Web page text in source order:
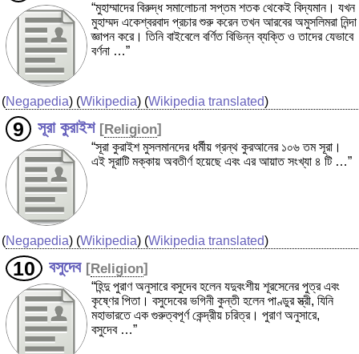
“মুহাম্মাদের বিরুদ্ধ সমালোচনা সপ্তম শতক থেকেই বিদ্যমান। যখন
মুহাম্মদ একেশ্বরবাদ প্রচার শুরু করেন তখন আরবের অমুসলিমরা নিন্দা
জ্ঞাপন করে। তিনি বাইবেলে বর্ণিত বিভিন্ন ব্যক্তি ও তাদের যেভাবে
বর্ণনা …”
(Negapedia) (Wikipedia) (Wikipedia translated)
সূরা কুরাইশ [Religion]
“সূরা কুরাইশ মুসলমানদের ধর্মীয় গ্রন্থ কুরআনের ১০৬ তম সূরা।
এই সূরাটি মক্কায় অবতীর্ণ হয়েছে এবং এর আয়াত সংখ্যা ৪ টি …”
(Negapedia) (Wikipedia) (Wikipedia translated)
বসুদেব [Religion]
“হিন্দু পুরাণ অনুসারে বসুদেব হলেন যদুবংশীয় শূরসেনের পুত্র এবং
কৃষ্ণের পিতা। বসুদেবের ভগিনী কুন্তী হলেন পাণ্ডুর স্ত্রী, যিনি
মহাভারতে এক গুরুত্বপূর্ণ কেন্দ্রীয় চরিত্র। পুরাণ অনুসারে,
বসুদেব …”